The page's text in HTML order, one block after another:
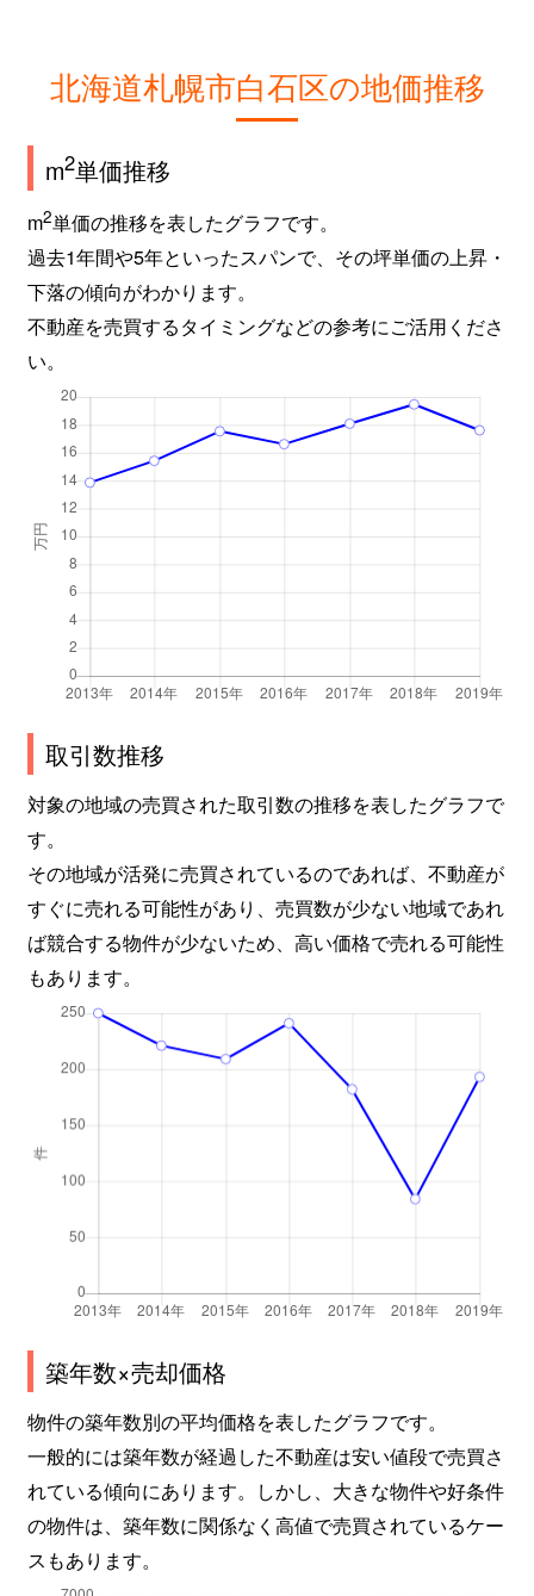
北海道札幌市白石区の地価推移
m2単価推移
m2単価の推移を表したグラフです。
過去1年間や5年といったスパンで、その坪単価の上昇・
下落の傾向がわかります。
不動産を売買するタイミングなどの参考にご活用くださ
い。
取引数推移
対象の地域の売買された取引数の推移を表したグラフで
す。
その地域が活発に売買されているのであれば、不動産が
すぐに売れる可能性があり、売買数が少ない地域であれ
ば競合する物件が少ないため、高い価格で売れる可能性
もあります。
築年数×売却価格
物件の築年数別の平均価格を表したグラフです。
一般的には築年数が経過した不動産は安い値段で売買さ
れている傾向にあります。しかし、大きな物件や好条件
の物件は、築年数に関係なく高値で売買されているケー
スもあります。